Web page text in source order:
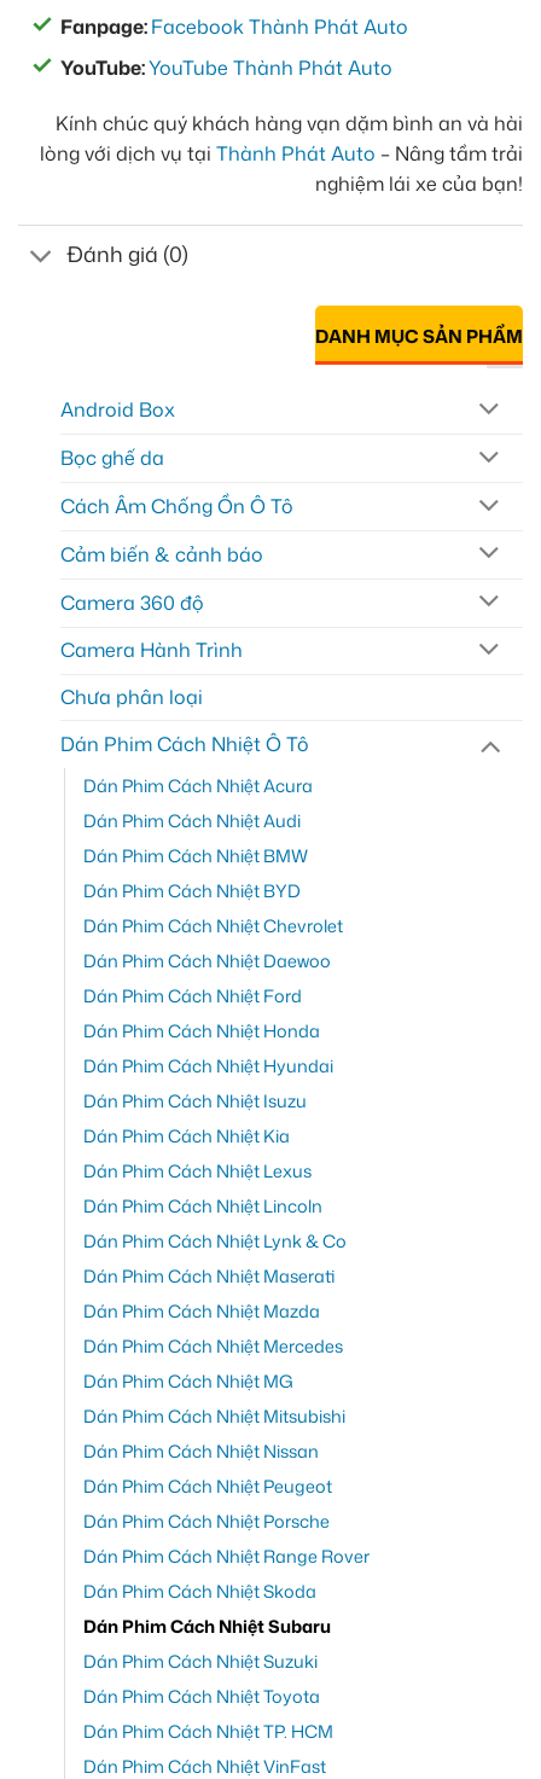
Fanpage:Facebook Thành Phát Auto
YouTube:YouTube Thành Phát Auto
Kính chúc quý khách hàng vạn dặm bình an và hài
lòng với dịch vụ tại Thành Phát Auto – Nâng tầm trải
nghiệm lái xe của bạn!
Đánh giá (0)
DANH MỤC SẢN PHẨM
Android Box
Bọc ghế da
Cách Âm Chống Ồn Ô Tô
Cảm biến & cảnh báo
Camera 360 độ
Camera Hành Trình
Chưa phân loại
Dán Phim Cách Nhiệt Ô Tô
Dán Phim Cách Nhiệt Acura
Dán Phim Cách Nhiệt Audi
Dán Phim Cách Nhiệt BMW
Dán Phim Cách Nhiệt BYD
Dán Phim Cách Nhiệt Chevrolet
Dán Phim Cách Nhiệt Daewoo
Dán Phim Cách Nhiệt Ford
Dán Phim Cách Nhiệt Honda
Dán Phim Cách Nhiệt Hyundai
Dán Phim Cách Nhiệt Isuzu
Dán Phim Cách Nhiệt Kia
Dán Phim Cách Nhiệt Lexus
Dán Phim Cách Nhiệt Lincoln
Dán Phim Cách Nhiệt Lynk & Co
Dán Phim Cách Nhiệt Maserati
Dán Phim Cách Nhiệt Mazda
Dán Phim Cách Nhiệt Mercedes
Dán Phim Cách Nhiệt MG
Dán Phim Cách Nhiệt Mitsubishi
Dán Phim Cách Nhiệt Nissan
Dán Phim Cách Nhiệt Peugeot
Dán Phim Cách Nhiệt Porsche
Dán Phim Cách Nhiệt Range Rover
Dán Phim Cách Nhiệt Skoda
Dán Phim Cách Nhiệt Subaru
Dán Phim Cách Nhiệt Suzuki
Dán Phim Cách Nhiệt Toyota
Dán Phim Cách Nhiệt TP. HCM
Dán Phim Cách Nhiệt VinFast